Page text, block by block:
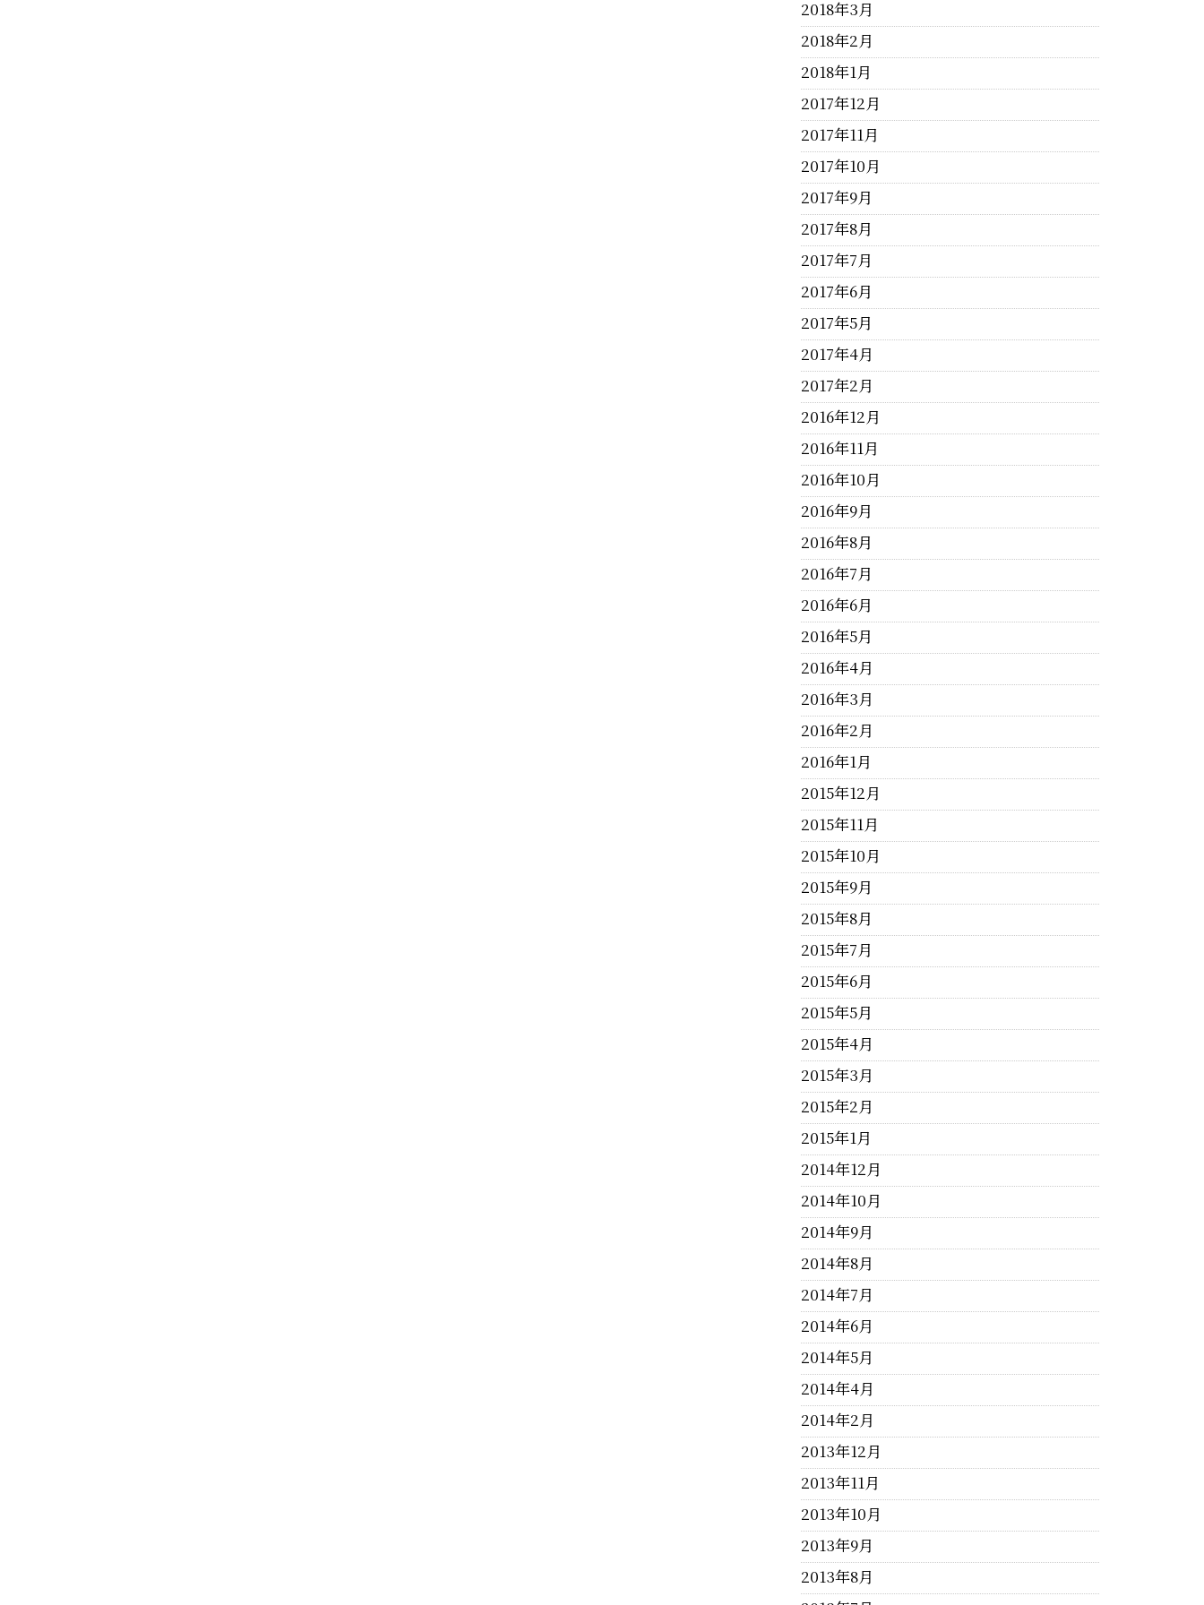
2018年3月
2018年2月
2018年1月
2017年12月
2017年11月
2017年10月
2017年9月
2017年8月
2017年7月
2017年6月
2017年5月
2017年4月
2017年2月
2016年12月
2016年11月
2016年10月
2016年9月
2016年8月
2016年7月
2016年6月
2016年5月
2016年4月
2016年3月
2016年2月
2016年1月
2015年12月
2015年11月
2015年10月
2015年9月
2015年8月
2015年7月
2015年6月
2015年5月
2015年4月
2015年3月
2015年2月
2015年1月
2014年12月
2014年10月
2014年9月
2014年8月
2014年7月
2014年6月
2014年5月
2014年4月
2014年2月
2013年12月
2013年11月
2013年10月
2013年9月
2013年8月